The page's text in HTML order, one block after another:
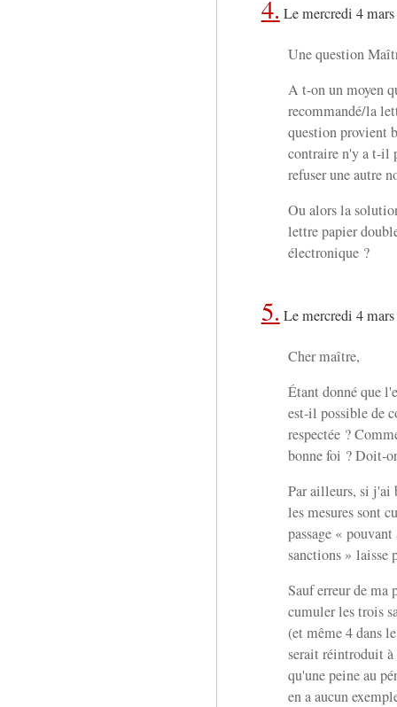
4. Le mercredi 4
Une question
A t-on un moyen
recommandé/la
question provient
contraire n'y a t-il
refuser une autre
Ou alors la
lettre papier
électronique ?
5. Le mercredi 4
Cher maître,
Étant donné que
est-il possible de
respectée ?
bonne foi ? Doit-
Par ailleurs, si j'ai
les mesures sont
passage «
sanctions » laisse
Sauf erreur de
cumuler les trois
(et même 4 dans
serait réintroduit
qu'une peine au
en a aucun